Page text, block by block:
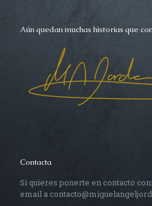
Aún quedan muchas historias que
Contacta
Si quieres ponerte en contacto
email a